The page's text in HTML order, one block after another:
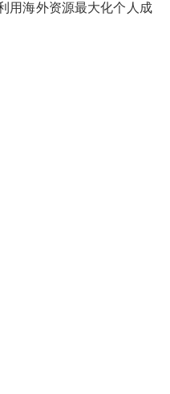
用海外资源最大化个人成